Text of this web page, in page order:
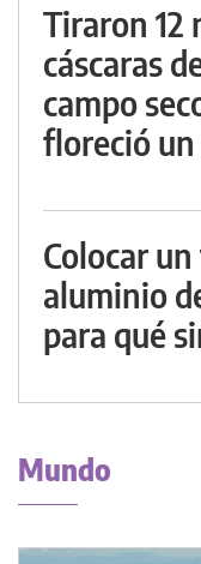
Tiraron 12
cáscaras
campo
floreció
Colocar
aluminio
para qué
Mundo